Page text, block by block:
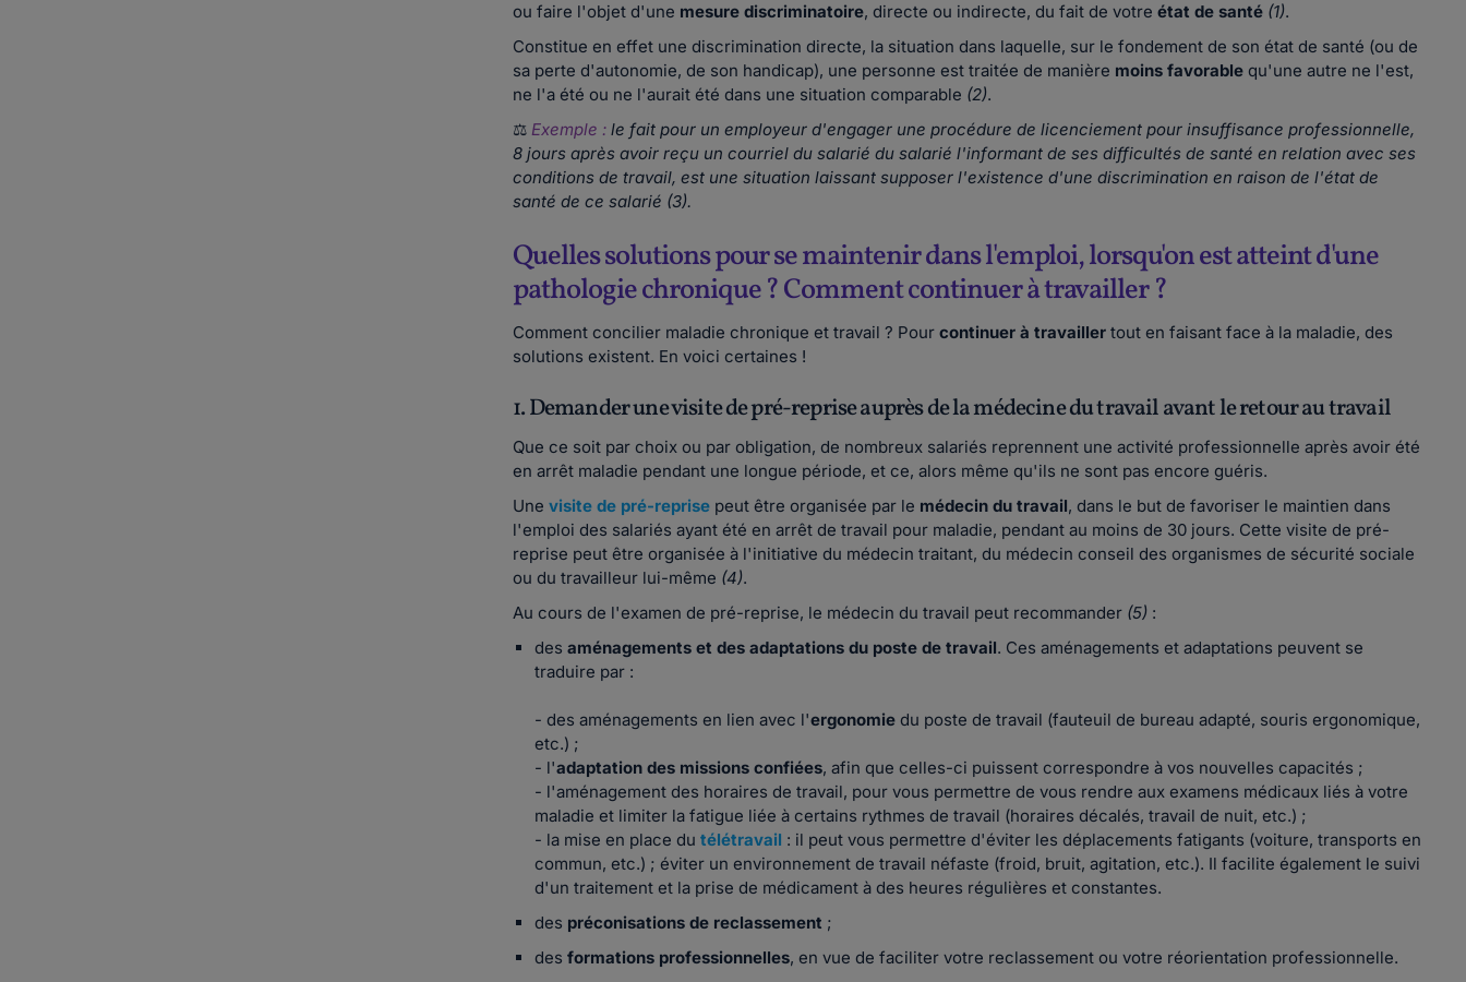
ou faire l'objet d'une mesure discriminatoire, directe ou indirecte, du fait de votre état de santé (1).
Constitue en effet une discrimination directe, la situation dans laquelle, sur le fondement de son état de santé (ou de
sa perte d'autonomie, de son handicap), une personne est traitée de manière moins favorable qu'une autre ne l'est,
ne l'a été ou ne l'aurait été dans une situation comparable (2).
⚖Exemple :le fait pour un employeur d'engager une procédure de licenciement pour insuffisance professionnelle,
8 jours après avoir reçu un courriel du salarié du salarié l'informant de ses difficultés de santé en relation avec ses
conditions de travail, est une situation laissant supposer l'existence d'une discrimination en raison de l'état de
santé de ce salarié (3).
Quelles solutions pour se maintenir dans l'emploi, lorsqu'on est atteint d'une
pathologie chronique ? Comment continuer à travailler ?
Comment concilier maladie chronique et travail ? Pourcontinuer à travailler tout en faisant face à la maladie, des
solutions existent. En voici certaines !
1. Demander une visite de pré-reprise auprès de la médecine du travail avant le retour au travail
Que ce soit par choix ou par obligation, de nombreux salariés reprennent une activité professionnelle après avoir été
en arrêt maladie pendant une longue période, et ce, alors même qu'ils ne sont pas encore guéris.
Unevisite de pré-reprise peut être organisée par le médecin du travail, dans le but de favoriser le maintien dans
l'emploi des salariés ayant été en arrêt de travail pour maladie, pendant au moins de 30 jours. Cette visite de pré-
reprise peut être organisée à l'initiative du médecin traitant, du médecin conseil des organismes de sécurité sociale
ou du travailleur lui-même (4).
Au cours de l'examen de pré-reprise, le médecin du travail peut recommander (5) :
desaménagements et des adaptations du poste de travail. Ces aménagements et adaptations peuvent se
traduire par :
- des aménagements en lien avec l'ergonomie du poste de travail (fauteuil de bureau adapté, souris ergonomique,
etc.) ;
- l'adaptation des missions confiées, afin que celles-ci puissent correspondre à vos nouvelles capacités ;
- l'aménagement des horaires de travail, pour vous permettre de vous rendre aux examens médicaux liés à votre
maladie et limiter la fatigue liée à certains rythmes de travail (horaires décalés, travail de nuit, etc.) ;
- la mise en place dutélétravail : il peut vous permettre d'éviter les déplacements fatigants (voiture, transports en
commun, etc.) ; éviter un environnement de travail néfaste (froid, bruit, agitation, etc.). Il facilite également le suivi
d'un traitement et la prise de médicament à des heures régulières et constantes.
des préconisations de reclassement ;
desformations professionnelles, en vue de faciliter votre reclassement ou votre réorientation professionnelle.